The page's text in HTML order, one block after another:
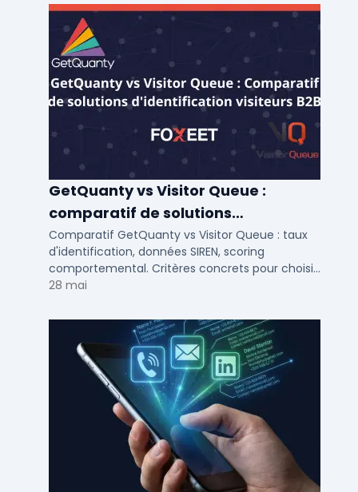
GetQuanty vs Visitor Queue :
comparatif de solutions
d'identification visiteurs B2B
Comparatif GetQuanty vs Visitor Queue : taux
d'identification, données SIREN, scoring
comportemental. Critères concrets pour choisir
votre solution de lead generation B2B en PME et
28 mai